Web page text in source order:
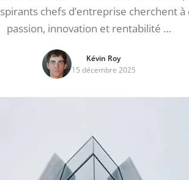
chefs d’entreprise cherchent
passion, innovation et rentabilité …
Kévin Roy
15 décembre 2025